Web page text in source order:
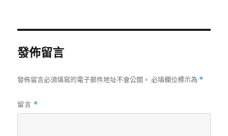
發佈留言
發佈留言必須填寫的電子郵件地址不會公開。 必填欄位標示為 *
留言 *